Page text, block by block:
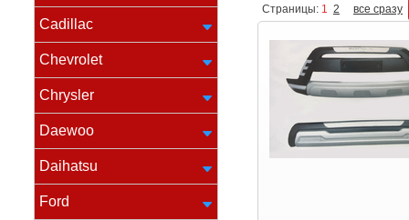
Cadillac
Chevrolet
Chrysler
Daewoo
Daihatsu
Ford
Страницы: 1 2 все сразу